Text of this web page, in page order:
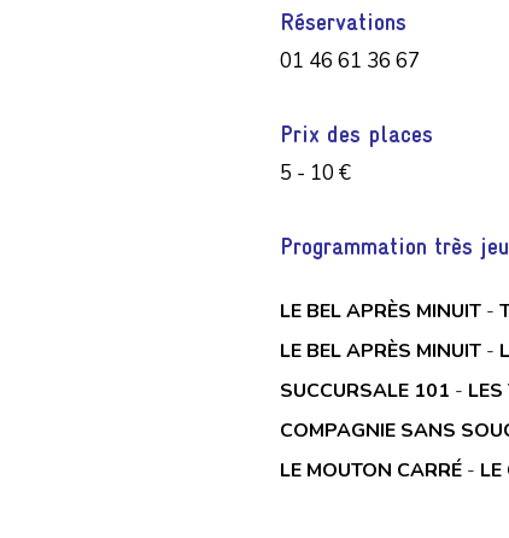
Réservations
01 46 61 36 67
Prix des places
5 - 10 €
Programmation très
LE BEL APRÈS MINUIT -
LE BEL APRÈS MINUIT -
SUCCURSALE 101 -
COMPAGNIE SANS
LE MOUTON CARRÉ - LE